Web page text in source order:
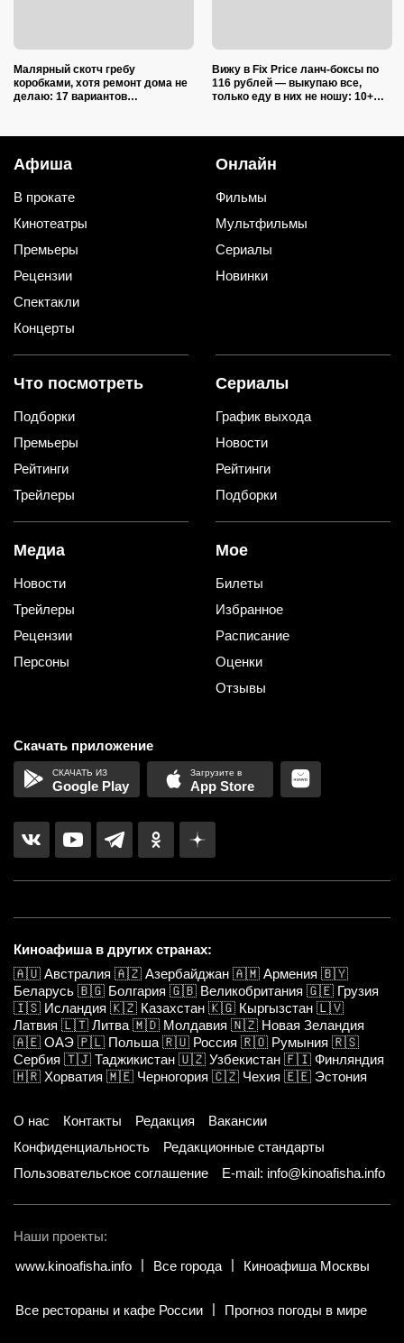
Малярный скотч гребу
коробками, хотя ремонт дома не
делаю: 17 вариантов
Вижу в Fix Price ланч-боксы по
116 рублей — выкупаю все,
только еду в них не ношу: 10+
Афиша
В прокате
Кинотеатры
Премьеры
Рецензии
Спектакли
Концерты
Онлайн
Фильмы
Мультфильмы
Сериалы
Новинки
Что посмотреть
Подборки
Премьеры
Рейтинги
Трейлеры
Сериалы
График выхода
Новости
Рейтинги
Подборки
Медиа
Новости
Трейлеры
Рецензии
Персоны
Мое
Билеты
Избранное
Расписание
Оценки
Отзывы
Скачать приложение
Google Play App Store
Киноафиша в других странах:
🇦🇺 Австралия 🇦🇿 Азербайджан 🇦🇲 Армения 🇧🇾
Беларусь 🇧🇬 Болгария 🇬🇧 Великобритания 🇬🇪 Грузия
🇮🇸 Исландия 🇰🇿 Казахстан 🇰🇬 Кыргызстан 🇱🇻
Латвия 🇱🇹 Литва 🇲🇩 Молдавия 🇳🇿 Новая Зеландия
🇦🇪 ОАЭ 🇵🇱 Польша 🇷🇺 Россия 🇷🇴 Румыния 🇷🇸
Сербия 🇹🇯 Таджикистан 🇺🇿 Узбекистан 🇫🇮 Финляндия
🇭🇷 Хорватия 🇲🇪 Черногория 🇨🇿 Чехия 🇪🇪 Эстония
О нас Контакты Редакция
Вакансии
Конфиденциальность
Редакционные стандарты
Пользовательское соглашение
E-mail: info@kinoafisha.info
Наши проекты:
www.kinoafisha.info
Все города Киноафиша Москвы
Все рестораны и кафе России Прогноз погоды в мире